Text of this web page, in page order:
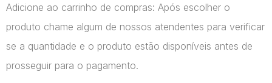
Adicione ao carrinho de compras: Após escolher o
produto chame algum de nossos atendentes para verificar
se a quantidade e o produto estão disponíveis antes de
prosseguir para o pagamento.